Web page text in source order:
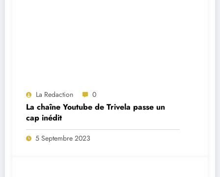
La Redaction 0
La chaîne Youtube de Trivela passe un
cap inédit
5 Septembre 2023